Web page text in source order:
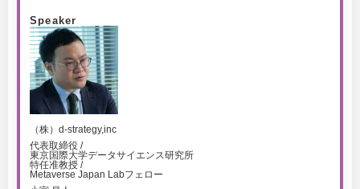
Speaker
（株）d-strategy,inc
代表取締役 /
東京国際大学データサイエンス研究所
特任准教授 /
Metaverse Japan Labフェロー